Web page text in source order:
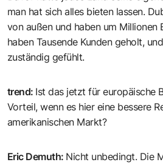
man hat sich alles bieten lassen.
von außen und haben um Millionen
haben Tausende Kunden geholt,
zuständig gefühlt.
trend: Ist das jetzt für europäische
Vorteil, wenn es hier eine bessere
amerikanischen Markt?
Eric Demuth: Nicht unbedingt. Die